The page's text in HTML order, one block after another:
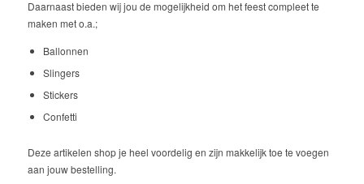
Daarnaast bieden wij jou de mogelijkheid om het feest compleet te
maken met o.a.;
Ballonnen
Slingers
Stickers
Confetti
Deze artikelen shop je heel voordelig en zijn makkelijk toe te voegen
aan jouw bestelling.